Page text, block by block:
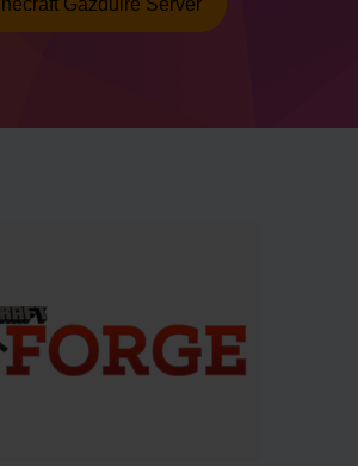
Găzduire Server